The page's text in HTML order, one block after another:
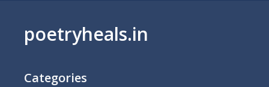
poetryheals.in
Categories